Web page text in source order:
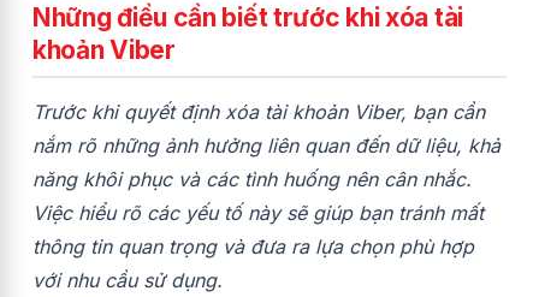
Những điều cần biết trước khi xóa tài
khoản Viber
Trước khi quyết định xóa tài khoản Viber, bạn cần
nắm rõ những ảnh hưởng liên quan đến dữ liệu, khả
năng khôi phục và các tình huống nên cân nhắc.
Việc hiểu rõ các yếu tố này sẽ giúp bạn tránh mất
thông tin quan trọng và đưa ra lựa chọn phù hợp
với nhu cầu sử dụng.